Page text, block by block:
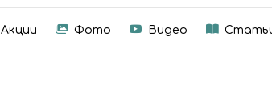
Акции Фото Видео